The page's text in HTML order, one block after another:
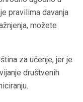
pravilima davanja
možete
za učenje, jer je
društvenih